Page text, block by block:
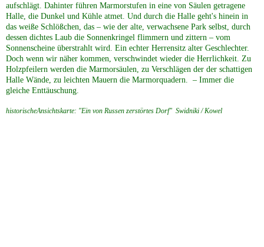
aufschlägt. Dahinter führen Marmorstufen in eine von Säulen getragene
Halle, die Dunkel und Kühle atmet. Und durch die Halle geht's hinein in
das weiße Schlößchen, das – wie der alte, verwachsene Park selbst, durch
dessen dichtes Laub die Sonnenkringel flimmern und zittern – vom
Sonnenscheine überstrahlt wird. Ein echter Herrensitz alter Geschlechter.
Doch wenn wir näher kommen, verschwindet wieder die Herrlichkeit. Zu
Holzpfeilern werden die Marmorsäulen, zu Verschlägen der der schattigen
Halle Wände, zu leichten Mauern die Marmorquadern. – Immer die
gleiche Enttäuschung.
historischeAnsichtskarte: "Ein von Russen zerstörtes Dorf" Swidniki / Kowel